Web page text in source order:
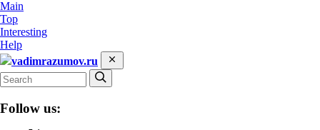
Main
Top
Interesting
Help
vadimrazumov.ru
Follow us: